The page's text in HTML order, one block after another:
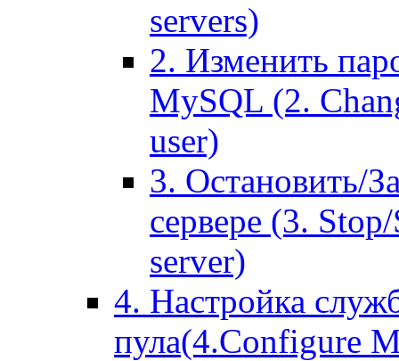
servers)
2. Изменить
MySQL (2.
user)
3. Остановить/
сервере (3.
server)
4. Настройка
пула(4.Configure